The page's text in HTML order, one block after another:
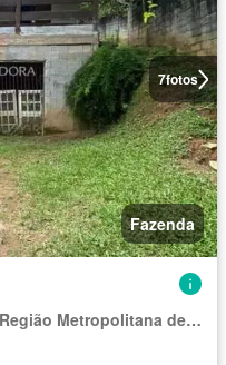
7fotos
Fazenda
Região Imediata de São Paulo, Região Metropolitana de São Paulo